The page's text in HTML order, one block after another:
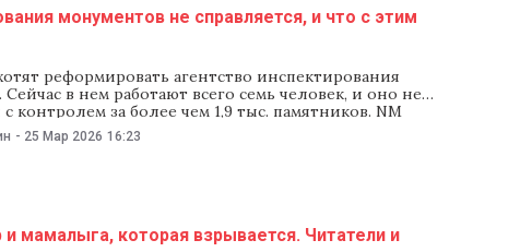
монументов не справляется, и что с этим
реформировать агентство инспектирования
Сейчас в нем работают всего семь человек, и оно не
с контролем за более чем 1,9 тыс. памятников. NM
с какими проблемами сталкивается агентство, на
штат и что еще предусматривает реформа. Зачем
- 25 Мар 2026 16:23
мамалыга, которая взрывается. Читатели и